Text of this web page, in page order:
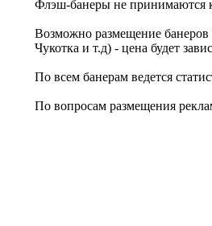
Флэш-банеры не принимаются
Возможно размещение банеров
Чукотка и т.д) - цена будет
По всем банерам ведется
По вопросам размещения